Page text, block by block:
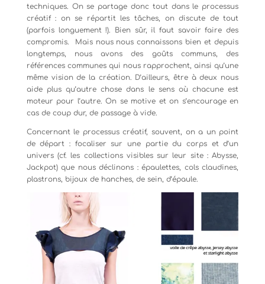
techniques. On se partage donc tout dans le processus
créatif : on se répartit les tâches, on discute de tout
(parfois longuement !). Bien sûr, il faut savoir faire des
compromis. Mais nous nous connaissons bien et depuis
longtemps, nous avons des goûts communs, des
références communes qui nous rapprochent, ainsi qu’une
même vision de la création. D’ailleurs, être à deux nous
aide plus qu’autre chose dans le sens où chacune est
moteur pour l’autre. On se motive et on s’encourage en
cas de coup dur, de passage à vide.
Concernant le processus créatif, souvent, on a un point
de départ : focaliser sur une partie du corps et d’un
univers (cf. les collections visibles sur leur site : Abysse,
Jackpot) que nous déclinons : épaulettes, cols claudines,
plastrons, bijoux de hanches, de sein, d’épaule.